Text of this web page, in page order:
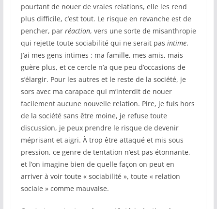
pourtant de nouer de vraies relations, elle les rend
plus difficile, c’est tout. Le risque en revanche est de
pencher, par réaction, vers une sorte de misanthropie
qui rejette toute sociabilité qui ne serait pas intime.
J’ai mes gens intimes : ma famille, mes amis, mais
guère plus, et ce cercle n’a que peu d’occasions de
s’élargir. Pour les autres et le reste de la société, je
sors avec ma carapace qui m’interdit de nouer
facilement aucune nouvelle relation. Pire, je fuis hors
de la société sans être moine, je refuse toute
discussion, je peux prendre le risque de devenir
méprisant et aigri. À trop être attaqué et mis sous
pression, ce genre de tentation n’est pas étonnante,
et l’on imagine bien de quelle façon on peut en
arriver à voir toute « sociabilité », toute « relation
sociale » comme mauvaise.